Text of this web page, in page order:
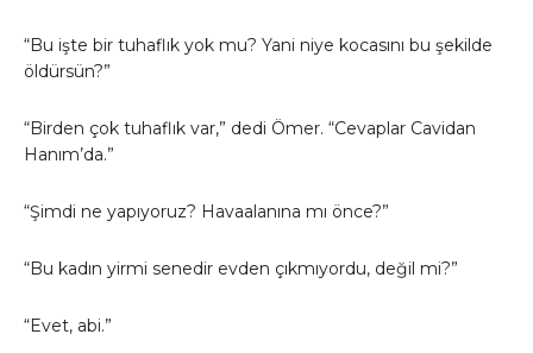
“Bu işte bir tuhaflık yok mu? Yani niye kocasını bu şekilde
öldürsün?”
“Birden çok tuhaflık var,” dedi Ömer. “Cevaplar Cavidan
Hanım’da.”
“Şimdi ne yapıyoruz? Havaalanına mı önce?”
“Bu kadın yirmi senedir evden çıkmıyordu, değil mi?”
“Evet, abi.”